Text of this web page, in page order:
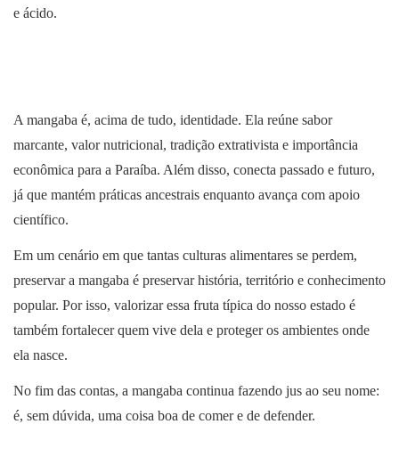
e ácido.
A mangaba é, acima de tudo, identidade. Ela reúne sabor
marcante, valor nutricional, tradição extrativista e importância
econômica para a Paraíba. Além disso, conecta passado e futuro,
já que mantém práticas ancestrais enquanto avança com apoio
científico.
Em um cenário em que tantas culturas alimentares se perdem,
preservar a mangaba é preservar história, território e conhecimento
popular. Por isso, valorizar essa fruta típica do nosso estado é
também fortalecer quem vive dela e proteger os ambientes onde
ela nasce.
No fim das contas, a mangaba continua fazendo jus ao seu nome:
é, sem dúvida, uma coisa boa de comer e de defender.